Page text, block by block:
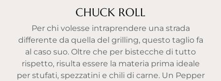
CHUCK ROLL
Per chi volesse intraprendere una strada
differente da quella del grilling, questo taglio fa
al caso suo. Oltre che per bistecche di tutto
rispetto, risulta essere la materia prima ideale
per stufati, spezzatini e chili di carne. Un Pepper